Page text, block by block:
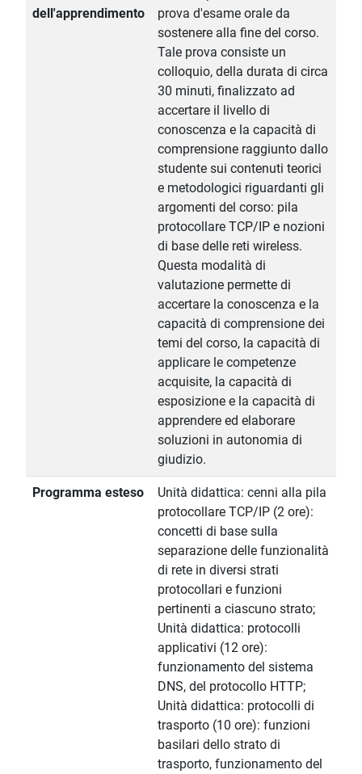
dell'apprendimento
prova d'esame orale da
sostenere alla fine del corso.
Tale prova consiste un
colloquio, della durata di circa
30 minuti, finalizzato ad
accertare il livello di
conoscenza e la capacità di
comprensione raggiunto dallo
studente sui contenuti teorici
e metodologici riguardanti gli
argomenti del corso: pila
protocollare TCP/IP e nozioni
di base delle reti wireless.
Questa modalità di
valutazione permette di
accertare la conoscenza e la
capacità di comprensione dei
temi del corso, la capacità di
applicare le competenze
acquisite, la capacità di
esposizione e la capacità di
apprendere ed elaborare
soluzioni in autonomia di
giudizio.
Programma esteso
Unità didattica: cenni alla pila
protocollare TCP/IP (2 ore):
concetti di base sulla
separazione delle funzionalità
di rete in diversi strati
protocollari e funzioni
pertinenti a ciascuno strato;
Unità didattica: protocolli
applicativi (12 ore):
funzionamento del sistema
DNS, del protocollo HTTP;
Unità didattica: protocolli di
trasporto (10 ore): funzioni
basilari dello strato di
trasporto, funzionamento del